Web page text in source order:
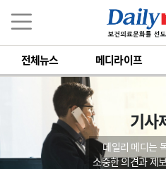
전체뉴스 메디라이프
기사
데일리 메디는
소중한 의견과 제